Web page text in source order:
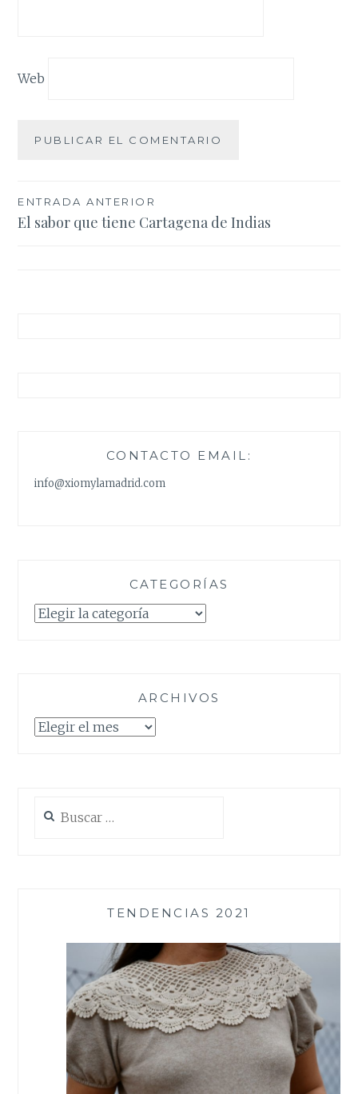
Web
Navegación
de
ENTRADA ANTERIOR
El sabor que tiene Cartagena de Indias
CONTACTO EMAIL:
info@xiomylamadrid.com
CATEGORÍAS
Categorías
ARCHIVOS
Archivos
TENDENCIAS 2021